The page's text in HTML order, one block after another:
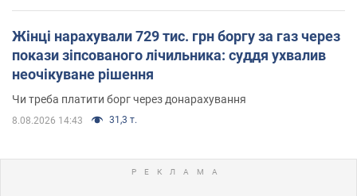
Жінці нарахували 729 тис. грн боргу за газ через
покази зіпсованого лічильника: суддя ухвалив
неочікуване рішення
Чи треба платити борг через донарахування
8.08.2026 14:43 31,3 т.